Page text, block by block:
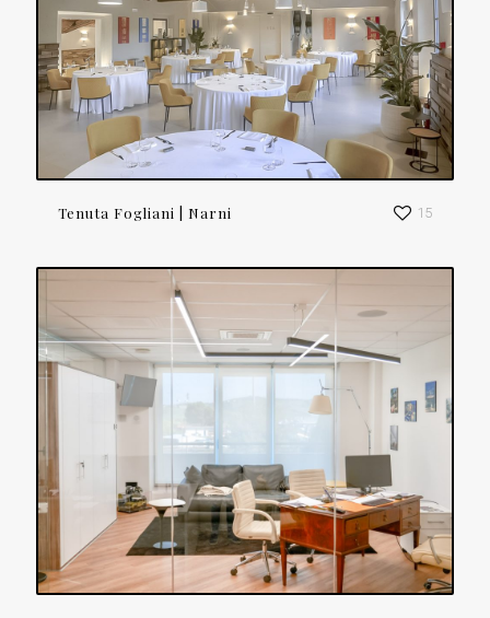
Tenuta Fogliani | Narni 15